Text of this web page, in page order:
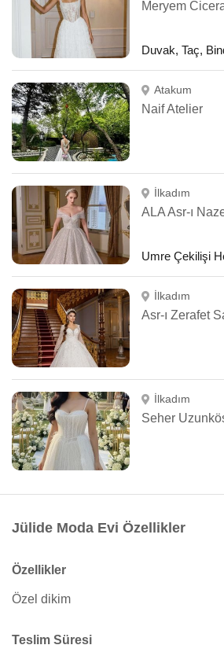
Duvak, Taç,
Atakum
Naif Atelier
İlkadım
ALA Asr-ı
Umre Çekilişi
İlkadım
Asr-ı Zerafet
İlkadım
Jülide Moda Evi Özellikler
Özellikler
Özel dikim
Teslim Süresi